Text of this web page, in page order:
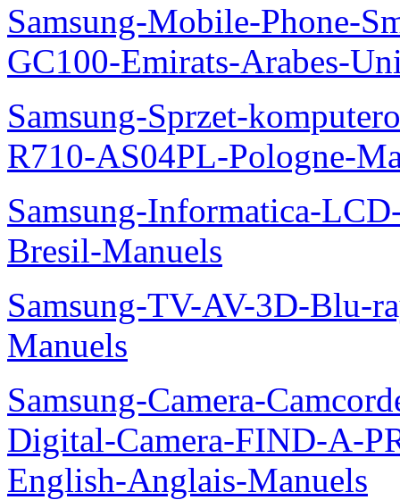
Samsung-Mobile-Phone-
GC100-Emirats-Arabes-
Samsung-Sprzet-
R710-AS04PL-Pologne-
Samsung-Informatica-
Bresil-Manuels
Samsung-TV-AV-3D-Blu-
Manuels
Samsung-Camera-
Digital-Camera-FIND-A-
English-Anglais-Manuels